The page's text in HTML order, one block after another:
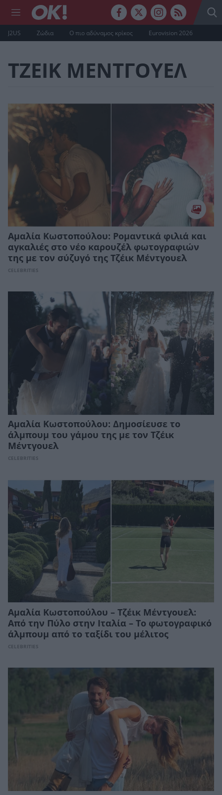
J2US Ζώδια Ο πιο αδύναμος κρίκος Eurovision 2026
ΤΖΕΙΚ ΜΕΝΤΓΟΥΕΛ
Αμαλία Κωστοπούλου: Ρομαντικά φιλιά και
αγκαλιές στο νέο καρουζέλ φωτογραφιών
της με τον σύζυγό της Τζέικ Μέντγουελ
CELEBRITIES
Αμαλία Κωστοπούλου: Δημοσίευσε το
άλμπουμ του γάμου της με τον Τζέικ
Μέντγουελ
CELEBRITIES
Αμαλία Κωστοπούλου – Τζέικ Μέντγουελ:
Από την Πύλο στην Ιταλία – Το φωτογραφικό
άλμπουμ από το ταξίδι του μέλιτος
CELEBRITIES